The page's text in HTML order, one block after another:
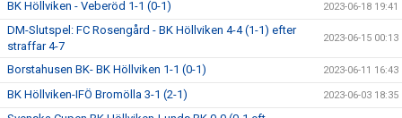
BK Höllviken - Veberöd 1-1 (0-1) 2023-06-18 19:41
DM-Slutspel: FC Rosengård - BK Höllviken 4-4 (1-1) efter
straffar 4-7
2023-06-15 00:13
Borstahusen BK- BK Höllviken 1-1 (0-1) 2023-06-11 16:43
BK Höllviken-IFÖ Bromölla 3-1 (2-1) 2023-06-03 18:35